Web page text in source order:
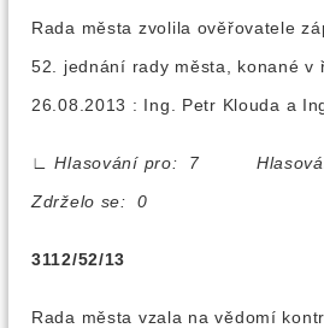
Rada města zvolila ověřovatele
52. jednání rady města, konané v
26.08.2013 : Ing. Petr Klouda a
∟
Hlasování pro: 7
Zdrželo se: 0
3112/52/13
Rada města vzala na vědomí